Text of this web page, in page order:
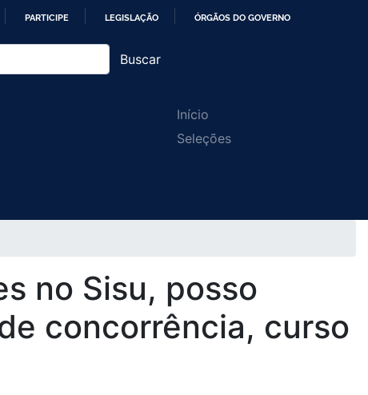
PARTICIPE LEGISLAÇÃO ÓRGÃOS DO GOVERNO
Buscar
Main
navigation
Início
Seleções
no Sisu, posso
concorrência, curso